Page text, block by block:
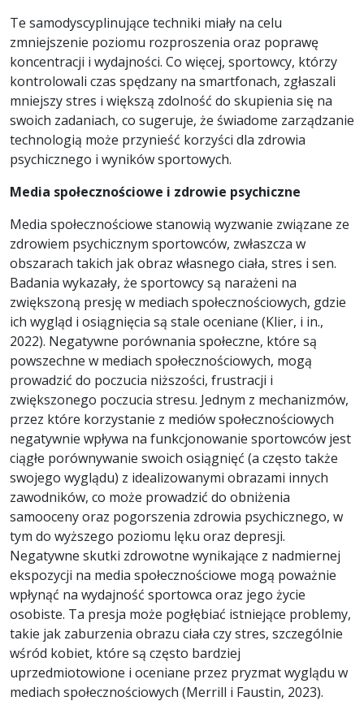
Te samodyscyplinujące techniki miały na celu
zmniejszenie poziomu rozproszenia oraz poprawę
koncentracji i wydajności. Co więcej, sportowcy, którzy
kontrolowali czas spędzany na smartfonach, zgłaszali
mniejszy stres i większą zdolność do skupienia się na
swoich zadaniach, co sugeruje, że świadome zarządzanie
technologią może przynieść korzyści dla zdrowia
psychicznego i wyników sportowych.
Media społecznościowe i zdrowie psychiczne
Media społecznościowe stanowią wyzwanie związane ze
zdrowiem psychicznym sportowców, zwłaszcza w
obszarach takich jak obraz własnego ciała, stres i sen.
Badania wykazały, że sportowcy są narażeni na
zwiększoną presję w mediach społecznościowych, gdzie
ich wygląd i osiągnięcia są stale oceniane (Klier, i in.,
2022). Negatywne porównania społeczne, które są
powszechne w mediach społecznościowych, mogą
prowadzić do poczucia niższości, frustracji i
zwiększonego poczucia stresu. Jednym z mechanizmów,
przez które korzystanie z mediów społecznościowych
negatywnie wpływa na funkcjonowanie sportowców jest
ciągłe porównywanie swoich osiągnięć (a często także
swojego wyglądu) z idealizowanymi obrazami innych
zawodników, co może prowadzić do obniżenia
samooceny oraz pogorszenia zdrowia psychicznego, w
tym do wyższego poziomu lęku oraz depresji.
Negatywne skutki zdrowotne wynikające z nadmiernej
ekspozycji na media społecznościowe mogą poważnie
wpłynąć na wydajność sportowca oraz jego życie
osobiste. Ta presja może pogłębiać istniejące problemy,
takie jak zaburzenia obrazu ciała czy stres, szczególnie
wśród kobiet, które są często bardziej
uprzedmiotowione i oceniane przez pryzmat wyglądu w
mediach społecznościowych (Merrill i Faustin, 2023).